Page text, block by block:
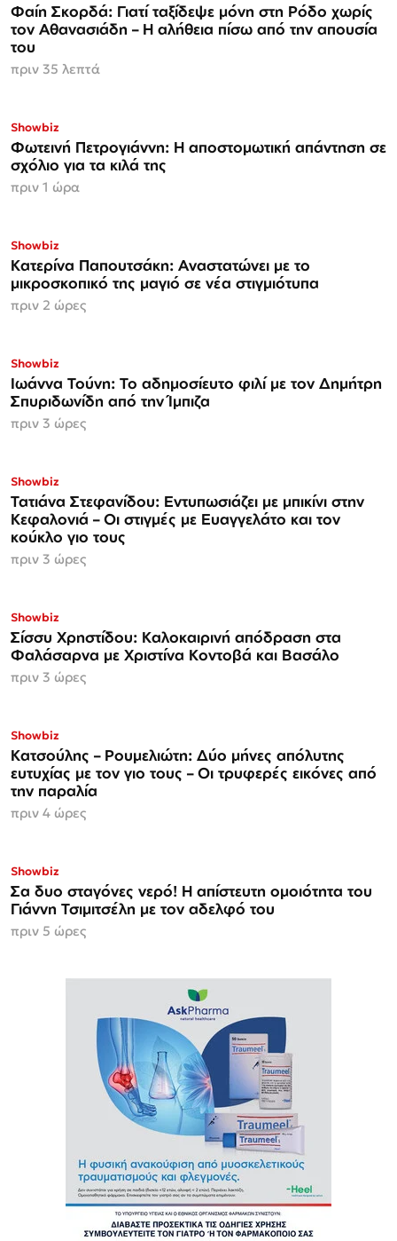
Φαίη Σκορδά: Γιατί ταξίδεψε μόνη στη Ρόδο χωρίς
τον Αθανασιάδη – Η αλήθεια πίσω από την απουσία
του
πριν 35 λεπτά
Showbiz
Φωτεινή Πετρογιάννη: Η αποστομωτική απάντηση σε
σχόλιο για τα κιλά της
πριν 1 ώρα
Showbiz
Κατερίνα Παπουτσάκη: Αναστατώνει με το
μικροσκοπικό της μαγιό σε νέα στιγμιότυπα
πριν 2 ώρες
Showbiz
Ιωάννα Τούνη: Το αδημοσίευτο φιλί με τον Δημήτρη
Σπυριδωνίδη από την Ίμπιζα
πριν 3 ώρες
Showbiz
Τατιάνα Στεφανίδου: Εντυπωσιάζει με μπικίνι στην
Κεφαλονιά – Οι στιγμές με Ευαγγελάτο και τον
κούκλο γιο τους
πριν 3 ώρες
Showbiz
Σίσσυ Χρηστίδου: Καλοκαιρινή απόδραση στα
Φαλάσαρνα με Χριστίνα Κοντοβά και Βασάλο
πριν 3 ώρες
Showbiz
Κατσούλης – Ρουμελιώτη: Δύο μήνες απόλυτης
ευτυχίας με τον γιο τους – Οι τρυφερές εικόνες από
την παραλία
πριν 4 ώρες
Showbiz
Σα δυο σταγόνες νερό! Η απίστευτη ομοιότητα του
Γιάννη Τσιμιτσέλη με τον αδελφό του
πριν 5 ώρες